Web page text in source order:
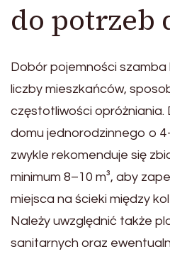
do potrzeb
Dobór pojemności
liczby mieszkańców,
częstotliwości
domu jednorodzinnego o
zwykle rekomenduje się
minimum 8–10 m³, aby
miejsca na ścieki między
Należy uwzględnić także
sanitarnych oraz